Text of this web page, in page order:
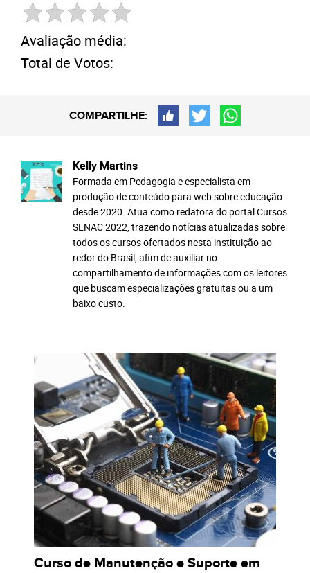
Avaliação média:
Total de Votos:
COMPARTILHE:
Kelly Martins
Formada em Pedagogia e especialista em
produção de conteúdo para web sobre educação
desde 2020. Atua como redatora do portal Cursos
SENAC 2022, trazendo notícias atualizadas sobre
todos os cursos ofertados nesta instituição ao
redor do Brasil, afim de auxiliar no
compartilhamento de informações com os leitores
que buscam especializações gratuitas ou a um
baixo custo.
Curso de Manutenção e Suporte em